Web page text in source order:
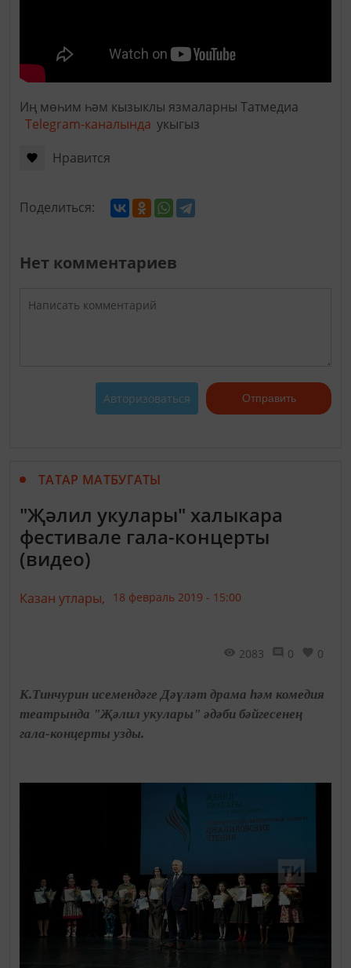
Иң мөһим һәм кызыклы язмаларны Татмедиа
Telegram-каналында укыгыз
Нравится
Поделиться:
Нет комментариев
Авторизоваться Отправить
ТАТАР МАТБУГАТЫ
"Җәлил укулары" халыкара
фестивале гала-концерты
(видео)
Казан утлары, 18 февраль 2019 - 15:00
2083 0 0
К.Тинчурин исемендәге Дәүләт драма һәм комедия
театрында "Җәлил укулары" әдәби бәйгесенең
гала-концерты узды.